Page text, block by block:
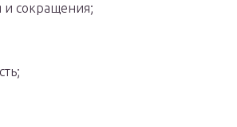
и сокращения;